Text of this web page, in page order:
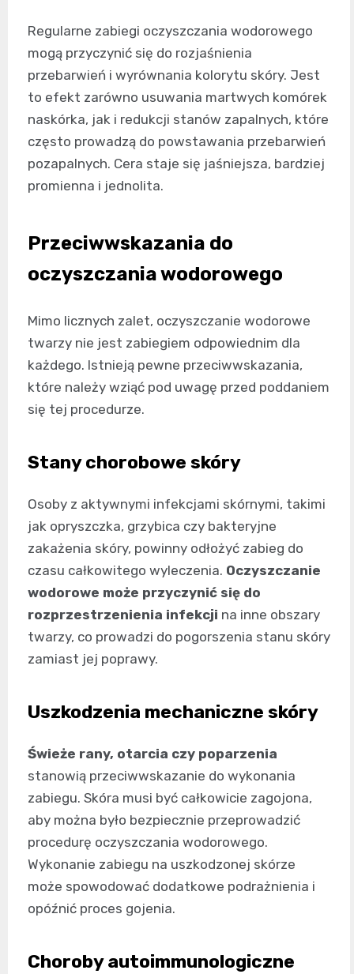
Regularne zabiegi oczyszczania wodorowego
mogą przyczynić się do rozjaśnienia
przebarwień i wyrównania kolorytu skóry. Jest
to efekt zarówno usuwania martwych komórek
naskórka, jak i redukcji stanów zapalnych, które
często prowadzą do powstawania przebarwień
pozapalnych. Cera staje się jaśniejsza, bardziej
promienna i jednolita.
Przeciwwskazania do
oczyszczania wodorowego
Mimo licznych zalet, oczyszczanie wodorowe
twarzy nie jest zabiegiem odpowiednim dla
każdego. Istnieją pewne przeciwwskazania,
które należy wziąć pod uwagę przed poddaniem
się tej procedurze.
Stany chorobowe skóry
Osoby z aktywnymi infekcjami skórnymi, takimi
jak opryszczka, grzybica czy bakteryjne
zakażenia skóry, powinny odłożyć zabieg do
czasu całkowitego wyleczenia. Oczyszczanie
wodorowe może przyczynić się do
rozprzestrzenienia infekcji na inne obszary
twarzy, co prowadzi do pogorszenia stanu skóry
zamiast jej poprawy.
Uszkodzenia mechaniczne skóry
Świeże rany, otarcia czy poparzenia
stanowią przeciwwskazanie do wykonania
zabiegu. Skóra musi być całkowicie zagojona,
aby można było bezpiecznie przeprowadzić
procedurę oczyszczania wodorowego.
Wykonanie zabiegu na uszkodzonej skórze
może spowodować dodatkowe podrażnienia i
opóźnić proces gojenia.
Choroby autoimmunologiczne